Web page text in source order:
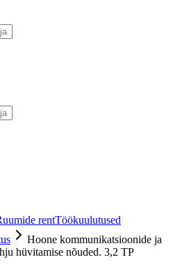
rentTöökuulutused
Hoone kommunikatsioonide ja
hüvitamise nõuded. 3,2 TP